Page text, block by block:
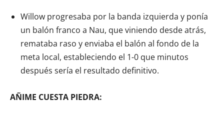
Willow progresaba por la banda izquierda y ponía
un balón franco a Nau, que viniendo desde atrás,
remataba raso y enviaba el balón al fondo de la
meta local, estableciendo el 1-0 que minutos
después sería el resultado definitivo.
AÑIME CUESTA PIEDRA: